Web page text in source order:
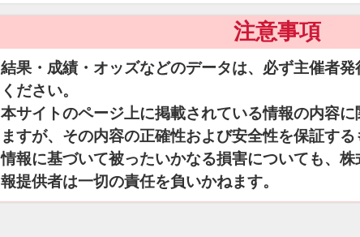
注意事項
結果・成績・オッズなどのデータは、必ず主催者
ください。
本サイトのページ上に掲載されている情報の内容
ますが、その内容の正確性および安全性を保証す
情報に基づいて被ったいかなる損害についても、
報提供者は一切の責任を負いかねます。